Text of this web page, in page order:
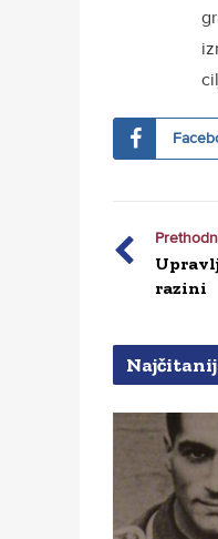
razini